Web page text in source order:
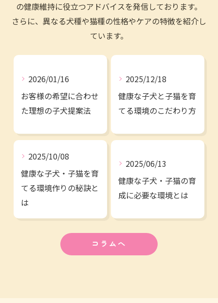
の健康維持に役立つアドバイスを発信しております。
さらに、異なる犬種や猫種の性格やケアの特徴を紹介し
ています。
2026/01/16
お客様の希望に合わせ
た理想の子犬提案法
2025/12/18
健康な子犬と子猫を育
てる環境のこだわり方
2025/10/08
健康な子犬・子猫を育
てる環境作りの秘訣と
は
2025/06/13
健康な子犬・子猫の育
成に必要な環境とは
コラムへ